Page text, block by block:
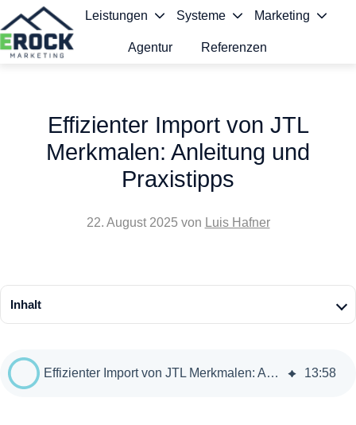
Leistungen Systeme Marketing
Agentur Referenzen
Effizienter Import von JTL
Merkmalen: Anleitung und
Praxistipps
22. August 2025 von Luis Hafner
Inhalt
Effizienter Import von JTL Merkmalen: Anleitung und Praxistipps 13:58